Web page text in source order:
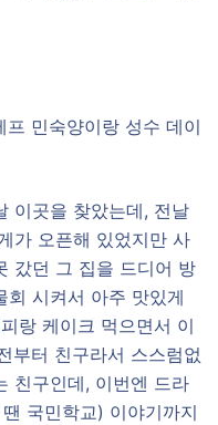
민숙양이랑 성수 데이
이곳을 찾았는데, 전날
가 오픈해 있었지만 사
갔던 그 집을 드디어 방
시켜서 아주 맛있게
랑 케이크 먹으면서 이
부터 친구라서 스스럼없
친구인데, 이번엔 드라
국민학교) 이야기까지